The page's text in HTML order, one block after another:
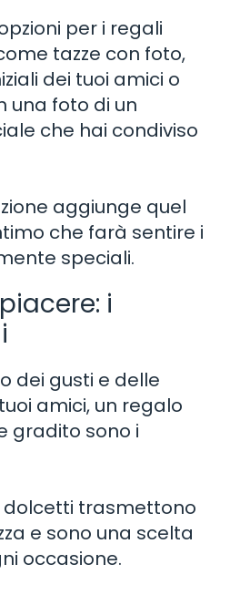
per i regali
tazze con foto,
dei tuoi amici o
una foto di un
che hai condiviso
aggiunge quel
che farà sentire i
speciali.
i
dei gusti e delle
amici, un regalo
gradito sono i
dolcetti trasmettono
e sono una scelta
occasione.